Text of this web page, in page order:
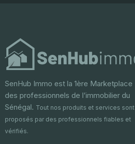
SenHub Immo est la 1ère Marketplace
des professionnels de l’immobilier du
Sénégal. Tout nos produits et services sont
proposés par des professionnels fiables et
vérifiés.